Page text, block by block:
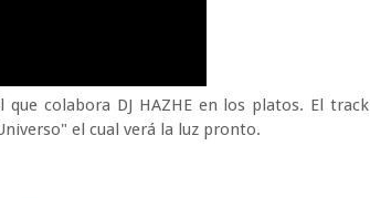
colabora DJ HAZHE en los platos. El track
el cual verá la luz pronto.